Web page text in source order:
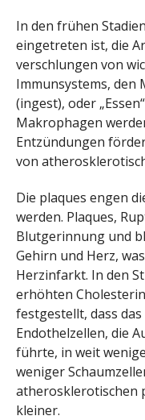
In den frühen
eingetreten ist, die
verschlungen von
Immunsystems, den
(ingest), oder
Makrophagen
Entzündungen
von
Die plaques engen
werden. Plaques,
Blutgerinnung und
Gehirn und Herz,
Herzinfarkt. In den
erhöhten
festgestellt, dass
Endothelzellen, die
führte, in weit
weniger
atherosklerotischen
kleiner.